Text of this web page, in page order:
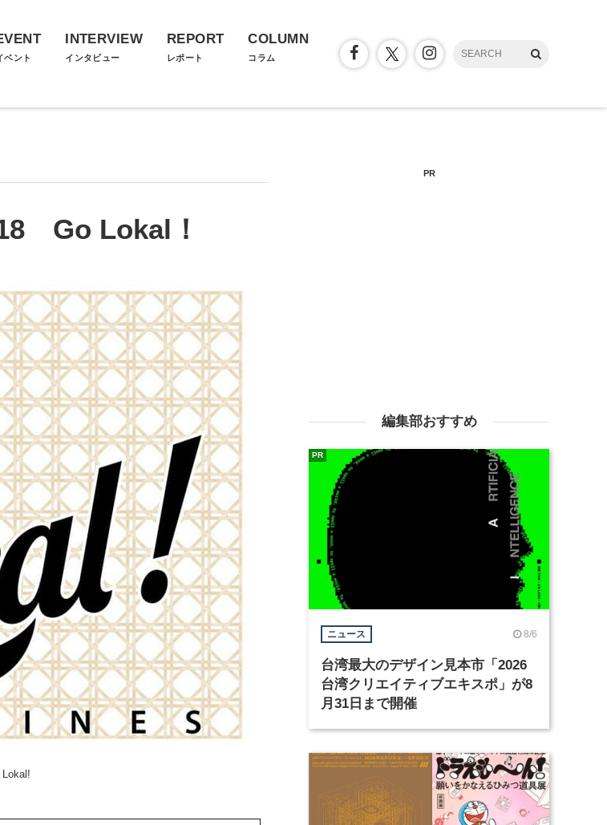
ベント
INTERVIEW
インタビュー
REPORT
レポート
COLUMN
コラム
Go Lokal！
PR
編集部おすすめ
ニュース 8/6
台湾最大のデザイン見本市「2026
台湾クリエイティブエキスポ」が8
月31日まで開催
PR